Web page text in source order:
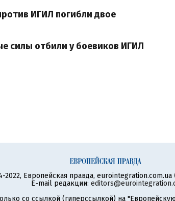
ИГИЛ погибли двое
силы отбили у боевиков ИГИЛ
2022, Европейская правда, eurointegration.com.ua
E-mail редакции:
со ссылкой (гиперссылкой) на